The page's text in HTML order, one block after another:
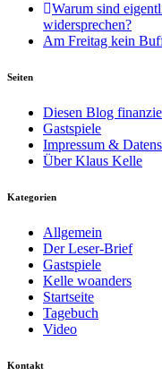
Warum sind
widersprechen?
Am Freitag kein
Seiten
Diesen Blog
Gastspiele
Impressum &
Über Klaus Kelle
Kategorien
Allgemein
Der Leser-Brief
Gastspiele
Kelle woanders
Startseite
Tagebuch
Video
Kontakt